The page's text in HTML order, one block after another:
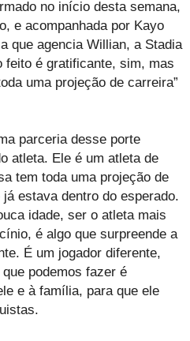
no início desta semana,
e acompanhada por Kayo
que agencia Willian, a Stadia
feito é gratificante, sim, mas
uma projeção de carreira”
parceria desse porte
atleta. Ele é um atleta de
tem toda uma projeção de
estava dentro do esperado.
idade, ser o atleta mais
é algo que surpreende a
É um jogador diferente,
podemos fazer é
e à família, para que ele